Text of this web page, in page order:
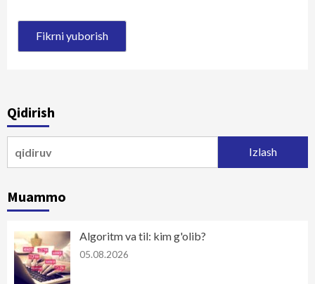
Qidirish
Muammo
Algoritm va til: kim g'olib?
05.08.2026